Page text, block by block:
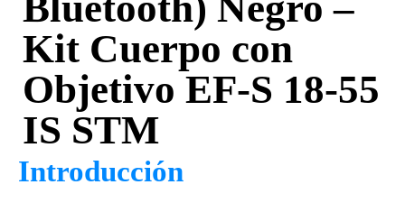
Kit Cuerpo con
Objetivo EF-S 18-55
IS STM
Introducción